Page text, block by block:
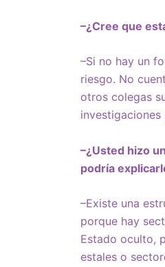
–¿Cree que
–Si no hay un
riesgo. No
otros colegas
–¿Usted hizo
podría
–Existe una
porque hay
Estado oculto,
estales o